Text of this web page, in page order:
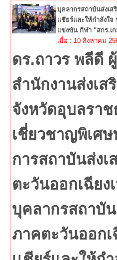
บุคลากรสถาบันส่งเส
เเชียร์และให้กำลังใ
แข่งขัน กีฬา "สกร.เ
เมื่อ : 10 สิงหาคม
ดร.ถาวร พลีดี
สำนักงานส่งเส
จังหวัดอุบลรา
เชี่ยวชาญพิเศ
การสถาบันส่งเ
ตะวันออกเฉีย
บุคลากรสถาบัน
ภาคตะวันออกเ